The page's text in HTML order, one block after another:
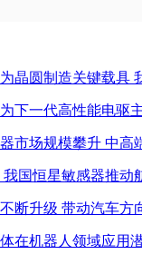
晶圆制造关键载具
下一代高性能电驱
市场规模攀升 中高
我国恒星敏感器推动
断升级 带动汽车方
在机器人领域应用